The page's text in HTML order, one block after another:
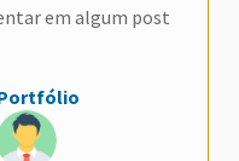
em algum post